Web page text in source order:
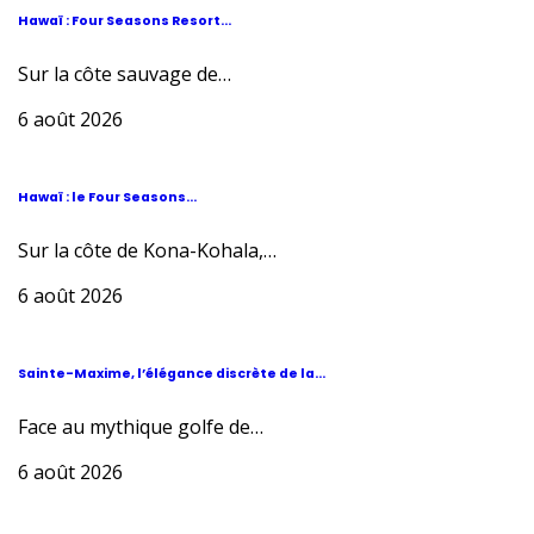
Hawaï : Four Seasons Resort...
Sur la côte sauvage de…
6 août 2026
Hawaï : le Four Seasons...
Sur la côte de Kona-Kohala,…
6 août 2026
Sainte-Maxime, l’élégance discrète de la...
Face au mythique golfe de…
6 août 2026